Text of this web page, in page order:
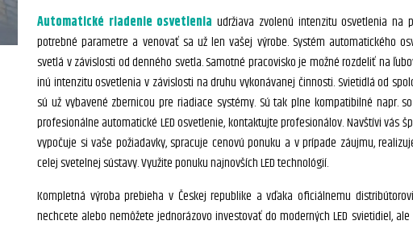
Automatické riadenie osvetlenia udržiava zvolenú intenzitu osvetlenia na
potrebné parametre a venovať sa už len vašej výrobe. Systém automatického
svetlá v závislosti od denného svetla. Samotné pracovisko je možné rozdeliť na
inú intenzitu osvetlenia v závislosti na druhu vykonávanej činnosti. Svietidlá od
sú už vybavené zbernicou pre riadiace systémy. Sú tak plne kompatibilné napr.
profesionálne automatické LED osvetlenie, kontaktujte profesionálov. Navštívi vás
vypočuje si vaše požiadavky, spracuje cenovú ponuku a v prípade záujmu,
celej svetelnej sústavy. Využite ponuku najnovších LED technológií.
Kompletná výroba prebieha v Českej republike a vďaka oficiálnemu
nechcete alebo nemôžete jednorázovo investovať do moderných LED svietidiel,